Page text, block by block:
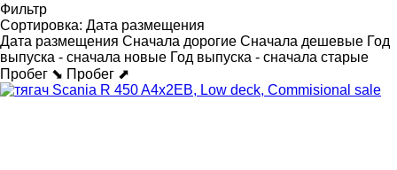
Фильтр
Сортировка: Дата размещения
Дата размещения Сначала дорогие Сначала дешевые Год
выпуска - сначала новые Год выпуска - сначала старые
Пробег ⬊ Пробег ⬈